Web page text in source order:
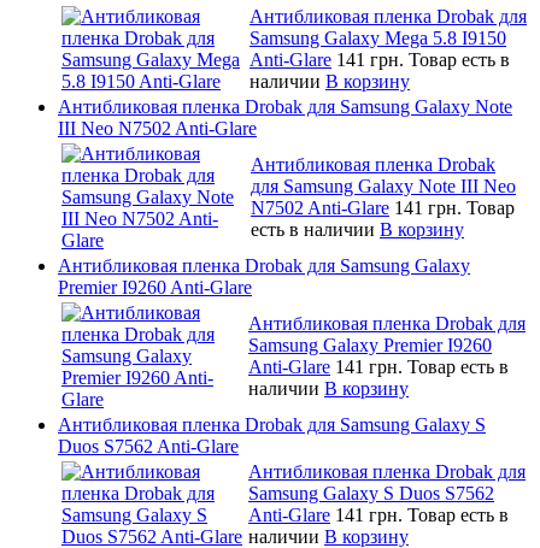
Антибликовая пленка Drobak для
Samsung Galaxy Mega 5.8 I9150
Anti-Glare 141 грн. Товар есть в
наличии В корзину
Антибликовая пленка Drobak для Samsung Galaxy Note
III Neo N7502 Anti-Glare
Антибликовая пленка Drobak
для Samsung Galaxy Note III Neo
N7502 Anti-Glare 141 грн. Товар
есть в наличии В корзину
Антибликовая пленка Drobak для Samsung Galaxy
Premier I9260 Anti-Glare
Антибликовая пленка Drobak для
Samsung Galaxy Premier I9260
Anti-Glare 141 грн. Товар есть в
наличии В корзину
Антибликовая пленка Drobak для Samsung Galaxy S
Duos S7562 Anti-Glare
Антибликовая пленка Drobak для
Samsung Galaxy S Duos S7562
Anti-Glare 141 грн. Товар есть в
наличии В корзину